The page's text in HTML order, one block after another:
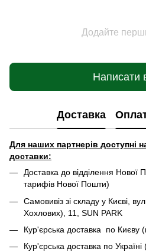
Додайте
Написати
Доставка
Для наших партнерів доступні
доставки:
Доставка до відділення Нової
тарифів Нової Пошти)
Самовивіз зі складу у Києві,
Хохлових), 11, SUN PARK
Кур'єрська доставка по Києву
Кур'єрська доставка по